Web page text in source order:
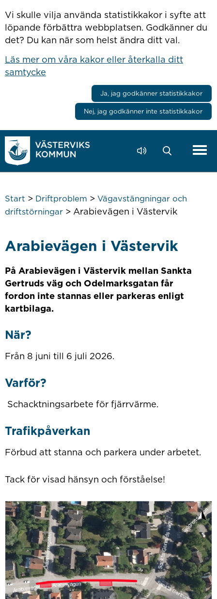
Vi skulle vilja använda statistikkakor i syfte att
löpande förbättra webbplatsen. Godkänner du
det? Du kan när som helst ändra ditt val.
Läs mer om våra kakor eller återkalla ditt
samtycke
Ja, jag godkänner statistikkakor
Nej, jag godkänner inte statistikkakor
Start > Driftproblem > Vägavstängningar och
driftstörningar> Arabievägen i Västervik
Arabievägen i Västervik
På Arabievägen i Västervik mellan Sankta
Gertruds väg och Odelmarksgatan får
fordon inte stannas eller parkeras enligt
kartbilaga.
När?
Från 8 juni till 6 juli 2026.
Varför?
Schacktningsarbete för fjärrvärme.
Trafikpåverkan
Förbud att stanna och parkera under arbetet.
Tack för visad hänsyn och förståelse!